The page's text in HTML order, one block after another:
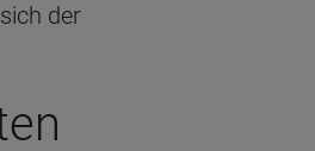
der